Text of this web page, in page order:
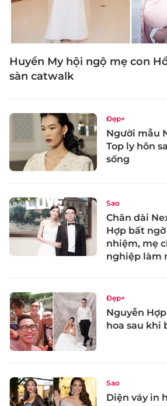
Huyền My hội ngộ mẹ con
sàn catwalk
Đẹp+
Người mẫu
Top ly hôn
sống
Sao
Chân dài
Hợp bất
nhiệm, mẹ
nghiệp làm
Đẹp+
Nguyễn
hoa sau khi
Sao
Diện váy in